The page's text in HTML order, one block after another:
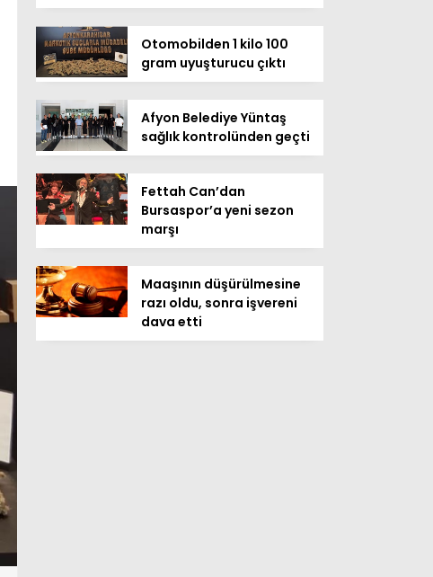
Otomobilden 1 kilo 100
gram uyuşturucu çıktı
Afyon Belediye Yüntaş
sağlık kontrolünden geçti
Fettah Can’dan
Bursaspor’a yeni sezon
marşı
Maaşının düşürülmesine
razı oldu, sonra işvereni
dava etti